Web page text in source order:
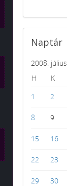
Naptár
2008. július
H
K
1
2
8 9
15 16
22 23
29 30